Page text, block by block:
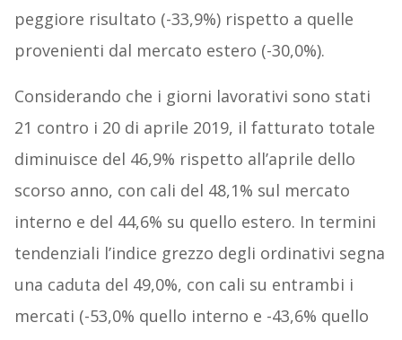
peggiore risultato (-33,9%) rispetto a quelle
provenienti dal mercato estero (-30,0%).
Considerando che i giorni lavorativi sono stati
21 contro i 20 di aprile 2019, il fatturato totale
diminuisce del 46,9% rispetto all’aprile dello
scorso anno, con cali del 48,1% sul mercato
interno e del 44,6% su quello estero. In termini
tendenziali l’indice grezzo degli ordinativi segna
una caduta del 49,0%, con cali su entrambi i
mercati (-53,0% quello interno e -43,6% quello